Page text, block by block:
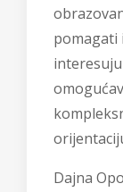
pomagati
Dajna